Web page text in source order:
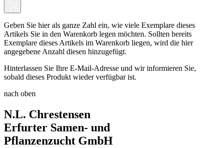
Geben Sie hier als ganze Zahl ein, wie viele Exemplare dieses
Artikels Sie in den Warenkorb legen möchten. Sollten bereits
Exemplare dieses Artikels im Warenkorb liegen, wird die hier
angegebene Anzahl diesen hinzugefügt.
Hinterlassen Sie Ihre E-Mail-Adresse und wir informieren Sie,
sobald dieses Produkt wieder verfügbar ist.
nach oben
N.L. Chrestensen
Erfurter Samen- und
Pflanzenzucht GmbH